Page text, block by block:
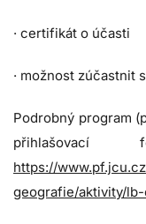
· certifikát o účasti
· možnost zúčastnit
Podrobný program
přihlašovací
https://
geografie/aktivity/